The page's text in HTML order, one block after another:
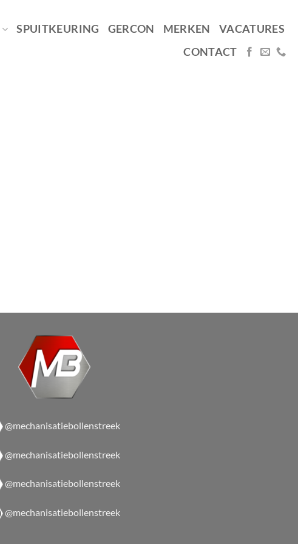
SPUITKEURING GERCON MERKEN
VACATURES
CONTACT
@mechanisatiebollenstreek
@mechanisatiebollenstreek
@mechanisatiebollenstreek
@mechanisatiebollenstreek